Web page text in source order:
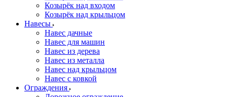
Козырёк над входом
Козырёк над крыльцом
Навесы
Навес дачные
Навес для машин
Навес из дерева
Навес из металла
Навес над крыльцом
Навес с ковкой
Ограждения